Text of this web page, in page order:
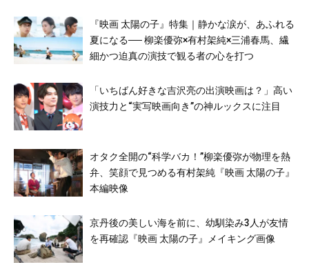
『映画 太陽の子』特集｜静かな涙が、あふれる
夏になる── 柳楽優弥×有村架純×三浦春馬、繊
細かつ迫真の演技で観る者の心を打つ
「いちばん好きな吉沢亮の出演映画は？」高い
演技力と“実写映画向き”の神ルックスに注目
オタク全開の“科学バカ！”柳楽優弥が物理を熱
弁、笑顔で見つめる有村架純『映画 太陽の子』
本編映像
京丹後の美しい海を前に、幼馴染み3人が友情
を再確認『映画 太陽の子』メイキング画像